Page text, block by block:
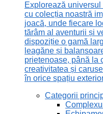
Explorează
cu colecția noastră
joacă, unde fiecare
tărâm al aventurii și
dispoziție o gamă
leagăne și
prietenoase, până la
creativitatea și
în orice spațiu
Categorii